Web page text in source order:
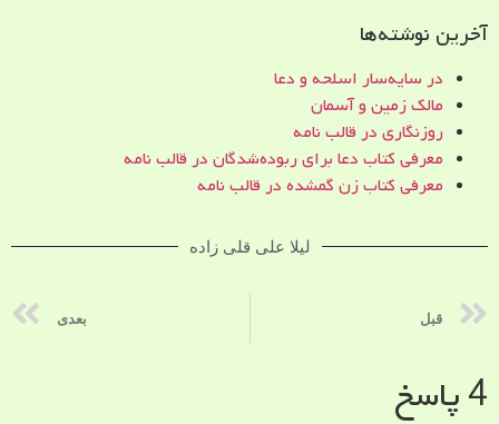
آخرین نوشته‌ها
در سایه‌سار اسلحه و دعا
مالک زمین و آسمان
روزنگاری در قالب نامه
معرفی کتاب دعا برای ربوده‌شدگان در قالب نامه
معرفی کتاب زن‌ گمشده در قالب نامه
لیلا علی قلی زاده
قبل بعدی
4 پاسخ